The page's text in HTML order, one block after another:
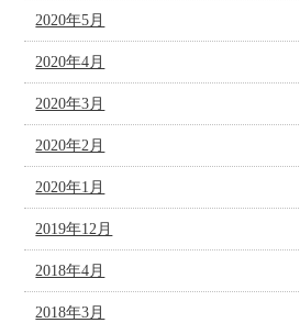
2020年5月
2020年4月
2020年3月
2020年2月
2020年1月
2019年12月
2018年4月
2018年3月